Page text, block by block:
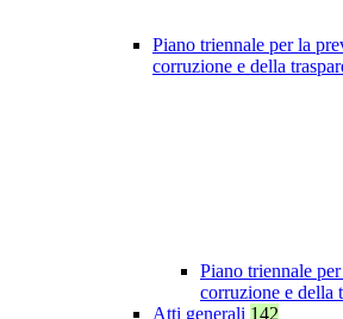
Piano triennale per la
corruzione e della
Piano triennale
corruzione e della
Atti generali 142